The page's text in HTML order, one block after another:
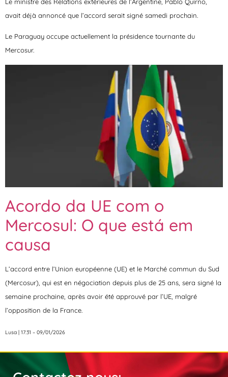
avait déjà annoncé que l’accord serait signé samedi prochain.
Le Paraguay occupe actuellement la présidence tournante du
Mercosur.
Acordo da UE com o
Mercosul: O que está em
causa
L’accord entre l’Union européenne (UE) et le Marché commun du Sud
(Mercosur), qui est en négociation depuis plus de 25 ans, sera signé la
semaine prochaine, après avoir été approuvé par l’UE, malgré
l’opposition de la France.
Lusa | 17:31 – 09/01/2026